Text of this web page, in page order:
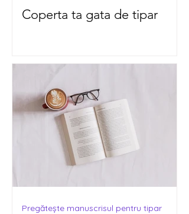
Coperta ta gata de tipar
Pregătește manuscrisul pentru tipar